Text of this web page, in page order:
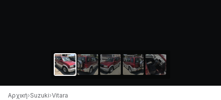
Αρχική›Suzuki›Vitara